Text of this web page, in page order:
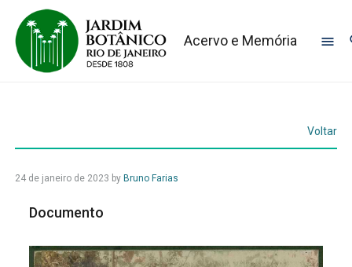
Acervo e Memória
Voltar
24 de janeiro de 2023 by Bruno Farias
Documento